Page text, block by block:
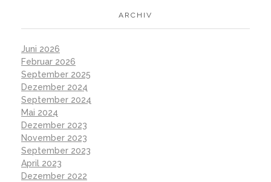
ARCHIV
Juni 2026
Februar 2026
September 2025
Dezember 2024
September 2024
Mai 2024
Dezember 2023
November 2023
September 2023
April 2023
Dezember 2022